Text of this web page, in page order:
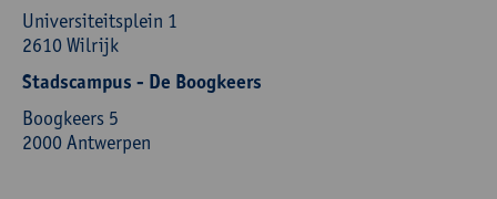
Universiteitsplein 1
2610 Wilrijk
Stadscampus - De Boogkeers
Boogkeers 5
2000 Antwerpen